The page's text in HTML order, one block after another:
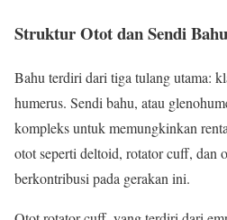
Struktur Otot dan Sendi Bahu
Bahu terdiri dari tiga tulang utama:
humerus. Sendi bahu, atau
kompleks untuk memungkinkan
otot seperti deltoid, rotator cuff, dan
berkontribusi pada gerakan ini.